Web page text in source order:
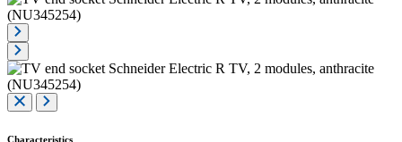
Characteristics